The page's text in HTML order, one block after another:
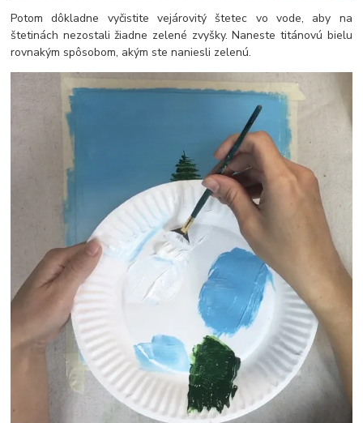
Potom dôkladne vyčistite vejárovitý štetec vo vode, aby na
štetinách nezostali žiadne zelené zvyšky. Naneste titánovú bielu
rovnakým spôsobom, akým ste naniesli zelenú.